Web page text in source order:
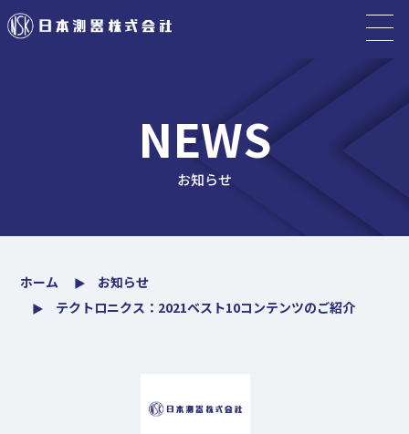
NEWS
お知らせ
ホーム
お知らせ
テクトロニクス：2021ベスト10コンテンツのご紹介